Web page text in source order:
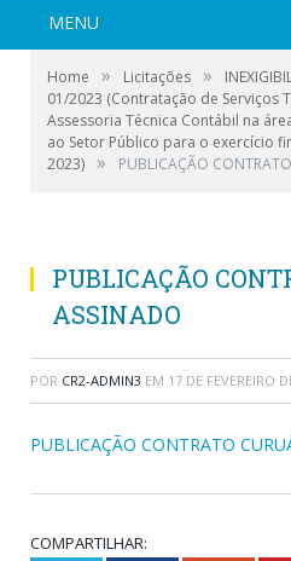
MENU
Home » Licitações »
01/2023 (Contratação de Serviços
Assessoria Técnica Contábil na
ao Setor Público para o exercício
2023) » PUBLICAÇÃO
PUBLICAÇÃO
ASSINADO
POR CR2-ADMIN3 EM 17 DE FEVEREIRO
PUBLICAÇÃO CONTRATO
COMPARTILHAR: